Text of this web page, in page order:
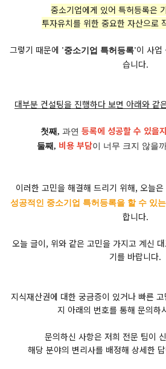
중소기업에게 있어 특허등록은
투자유치를 위한 중요한 자산으로
그렇기 때문에 '중소기업 특허등록'이 사업
습니다.
대부분 컨설팅을 진행하다 보면 아래와 같
첫째, 과연 등록에 성공할 수 있을
둘째, 비용 부담이 너무 크지 않을
이러한 고민을 해결해 드리기 위해, 오늘은
성공적인 중소기업 특허등록을 할 수 있
합니다.
오늘 글이, 위와 같은 고민을 가지고 계신
기를 바랍니다.
지식재산권에 대한 궁금증이 있거나 빠른
지 아래의 번호를 통해 문의하
문의하신 사항은 저희 전문 팀이
해당 분야의 변리사를 배정해 상세한